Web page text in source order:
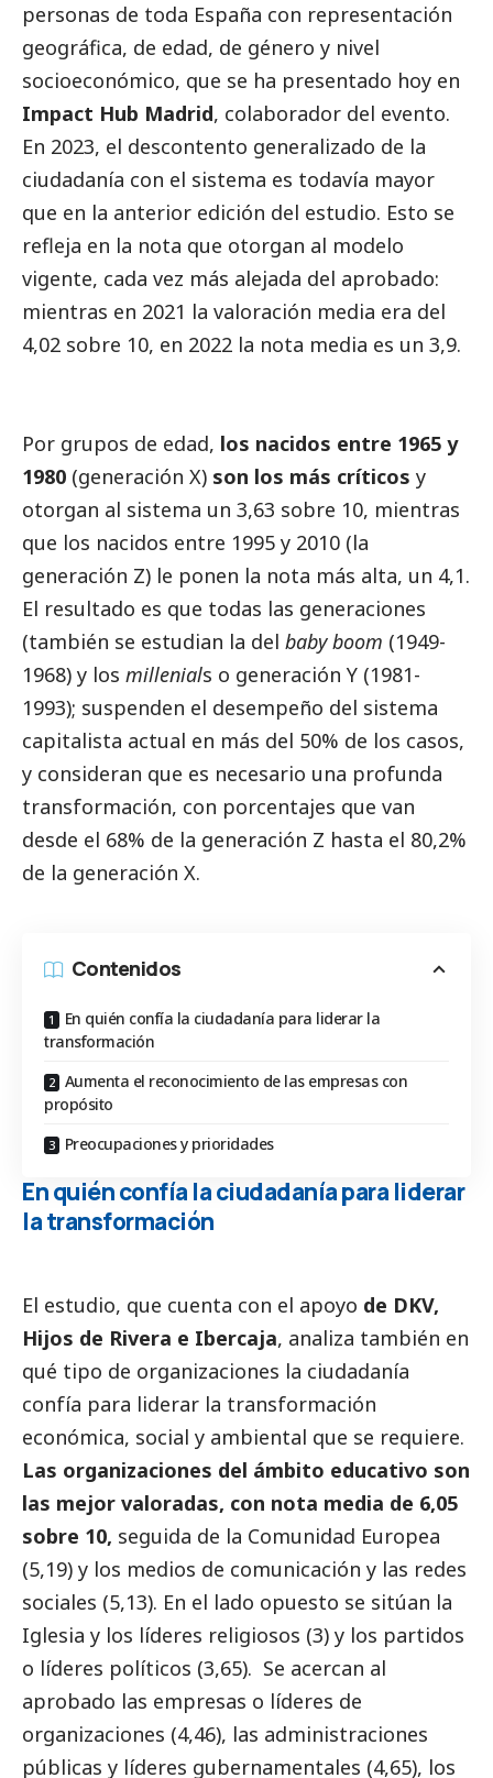
personas de toda España con representación
geográfica, de edad, de género y nivel
socioeconómico, que se ha presentado hoy en
Impact Hub Madrid, colaborador del evento.
En 2023, el descontento generalizado de la
ciudadanía con el sistema es todavía mayor
que en la anterior edición del estudio. Esto se
refleja en la nota que otorgan al modelo
vigente, cada vez más alejada del aprobado:
mientras en 2021 la valoración media era del
4,02 sobre 10, en 2022 la nota media es un 3,9.
Por grupos de edad, los nacidos entre 1965 y
1980 (generación X) son los más críticos y
otorgan al sistema un 3,63 sobre 10, mientras
que los nacidos entre 1995 y 2010 (la
generación Z) le ponen la nota más alta, un 4,1.
El resultado es que todas las generaciones
(también se estudian la del baby boom (1949-
1968) y los millenials o generación Y (1981-
1993); suspenden el desempeño del sistema
capitalista actual en más del 50% de los casos,
y consideran que es necesario una profunda
transformación, con porcentajes que van
desde el 68% de la generación Z hasta el 80,2%
de la generación X.
Contenidos
En quién confía la ciudadanía para liderar la
transformación
Aumenta el reconocimiento de las empresas con
propósito
Preocupaciones y prioridades
En quién confía la ciudadanía para liderar
la transformación
El estudio, que cuenta con el apoyo de DKV,
Hijos de Rivera e Ibercaja, analiza también en
qué tipo de organizaciones la ciudadanía
confía para liderar la transformación
económica, social y ambiental que se requiere.
Las organizaciones del ámbito educativo son
las mejor valoradas, con nota media de 6,05
sobre 10, seguida de la Comunidad Europea
(5,19) y los medios de comunicación y las redes
sociales (5,13). En el lado opuesto se sitúan la
Iglesia y los líderes religiosos (3) y los partidos
o líderes políticos (3,65). Se acercan al
aprobado las empresas o líderes de
organizaciones (4,46), las administraciones
públicas y líderes gubernamentales (4,65), los